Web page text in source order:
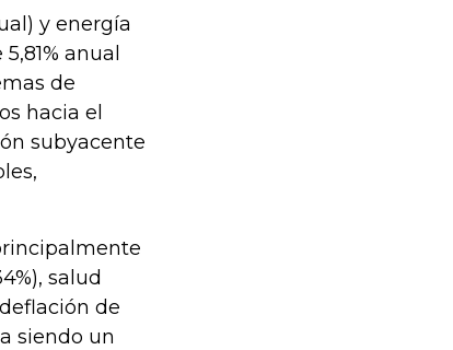
y energía
anual
de
hacia el
subyacente
salud
de
siendo un